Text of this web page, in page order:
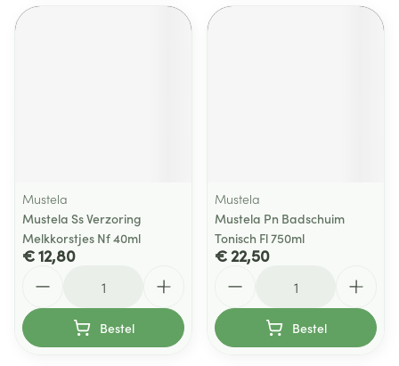
Mustela
Mustela Ss Verzoring
Melkkorstjes Nf 40ml
€ 12,80
Bestel
Mustela
Mustela Pn Badschuim
Tonisch Fl 750ml
€ 22,50
Bestel